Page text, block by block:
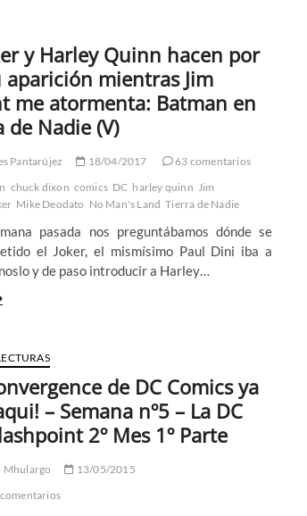
y Harley Quinn hacen por
aparición mientras Jim
me atormenta: Batman en
de Nadie (V)
Pantarújez 18/04/2017
63 comentarios
chuck dixon comics DC harley quinn Jim
Mike Deodato No Man's Land Tierra de Nadie
pasada nos preguntábamos dónde se
el Joker, el mismísimo Paul Dini iba a
y de paso introducir a Harley…
de DC Comics ya
– Semana nº5 – La DC
2º Mes 1º Parte
Mhulargo
13/05/2015